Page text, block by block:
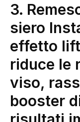
3.
siero
effetto
riduce le
viso,
booster